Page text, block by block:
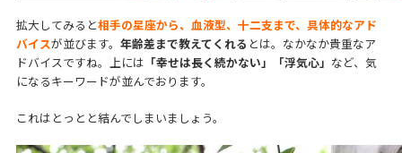
拡大してみると相手の星座から、血液型、十二支まで、具体的なアド
バイスが並びます。 年齢差まで教えてくれる とは。なかなか貴重なア
ドバイスですね。上には 「幸せは長く続かない」「浮気心」 など、気
になるキーワードが並んでおります。
これはとっとと結んでしまいましょう。